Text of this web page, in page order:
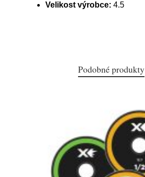
Velikost výrobce: 4.5
Podobné produkty